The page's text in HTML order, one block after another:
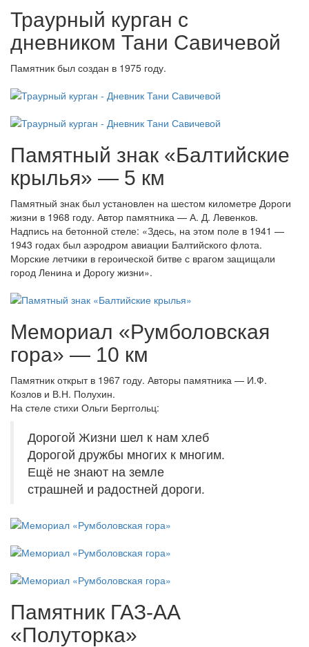
Траурный курган с
дневником Тани Савичевой
Памятник был создан в 1975 году.
Памятный знак «Балтийские
крылья» — 5 км
Памятный знак был установлен на шестом километре Дороги
жизни в 1968 году. Автор памятника — А. Д. Левенков.
Надпись на бетонной стеле: «Здесь, на этом поле в 1941 —
1943 годах был аэродром авиации Балтийского флота.
Морские летчики в героической битве с врагом защищали
город Ленина и Дорогу жизни».
Мемориал «Румболовская
гора» — 10 км
Памятник открыт в 1967 году. Авторы памятника — И.Ф.
Козлов и В.Н. Полухин.
На стеле стихи Ольги Берггольц:
Дорогой Жизни шел к нам хлеб
Дорогой дружбы многих к многим.
Ещё не знают на земле
страшней и радостней дороги.
Памятник ГАЗ-АА
«Полуторка»